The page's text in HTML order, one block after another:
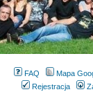
FAQ
Mapa
Rejestracja